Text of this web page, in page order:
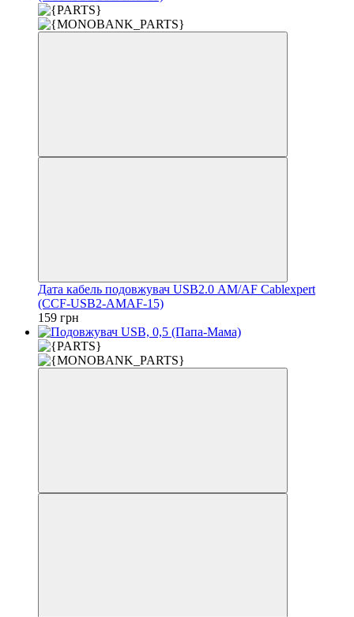
Дата кабель подовжувач USB2.0 АМ/АF Cablexpert
(CCF-USB2-AMAF-15)
159 грн